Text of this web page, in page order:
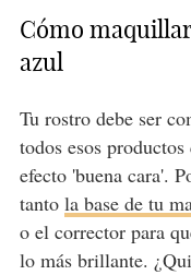
Cómo
azul
Tu rostro debe ser
todos esos
efecto 'buena cara'.
tanto la base de tu
o el corrector para
lo más brillante.